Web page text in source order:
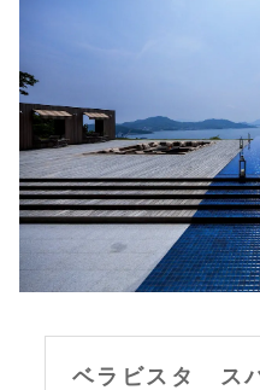
ベラビスタ ス